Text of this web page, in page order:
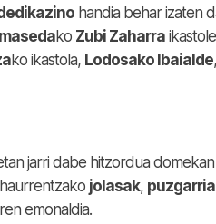
handia behar izaten
ko Zubi Zaharra
ko ikastola, Lodosako Ibaialde,
jarri dabe hitzordua
jolasak,
emonaldia.